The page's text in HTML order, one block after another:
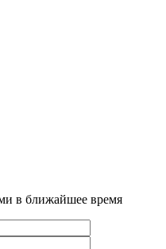
в ближайшее время